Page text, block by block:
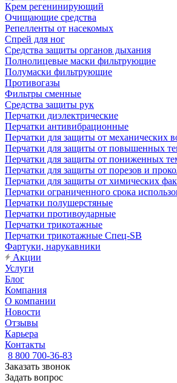
Крем регенинирующий
Очищающие средства
Репелленты от насекомых
Спрей для ног
Средства защиты органов дыхания
Полнолицевые маски фильтрующие
Полумаски фильтрующие
Противогазы
Фильтры сменные
Средства защиты рук
Перчатки диэлектрические
Перчатки антивибрационные
Перчатки для защиты от механических
Перчатки для защиты от повышенных
Перчатки для защиты от пониженных
Перчатки для защиты от порезов и
Перчатки для защиты от химических
Перчатки ограниченного срока
Перчатки полушерстяные
Перчатки противоударные
Перчатки трикотажные
Перчатки трикотажные Спец-SB
Фартуки, нарукавники
Акции
Услуги
Блог
Компания
О компании
Новости
Отзывы
Карьера
Контакты
8 800 700-36-83
Заказать звонок
Задать вопрос